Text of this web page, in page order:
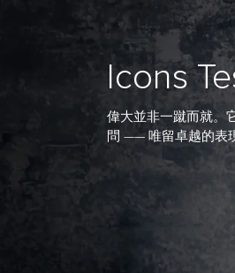
Icons
偉大並非一蹴而就。
問 —— 唯留卓越的表